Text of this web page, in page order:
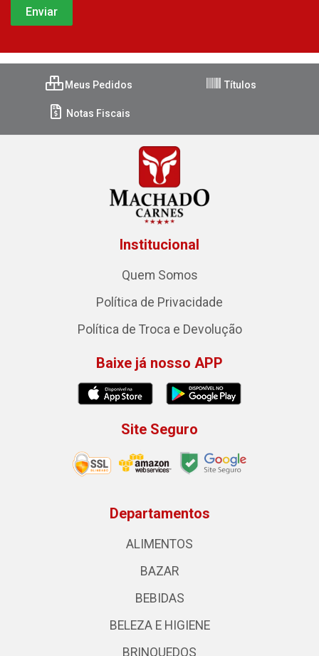
Meus Pedidos Títulos
Notas Fiscais
Institucional
Quem Somos
Política de Privacidade
Política de Troca e Devolução
Baixe já nosso APP
Site Seguro
Departamentos
ALIMENTOS
BAZAR
BEBIDAS
BELEZA E HIGIENE
BRINQUEDOS